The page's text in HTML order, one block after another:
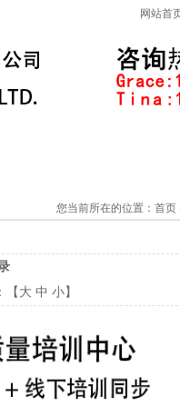
网站首
您当前所在的位置： 首页
【 大 中 小】